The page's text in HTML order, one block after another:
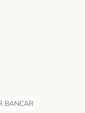
Method
BANCAR
BANCAR Payment